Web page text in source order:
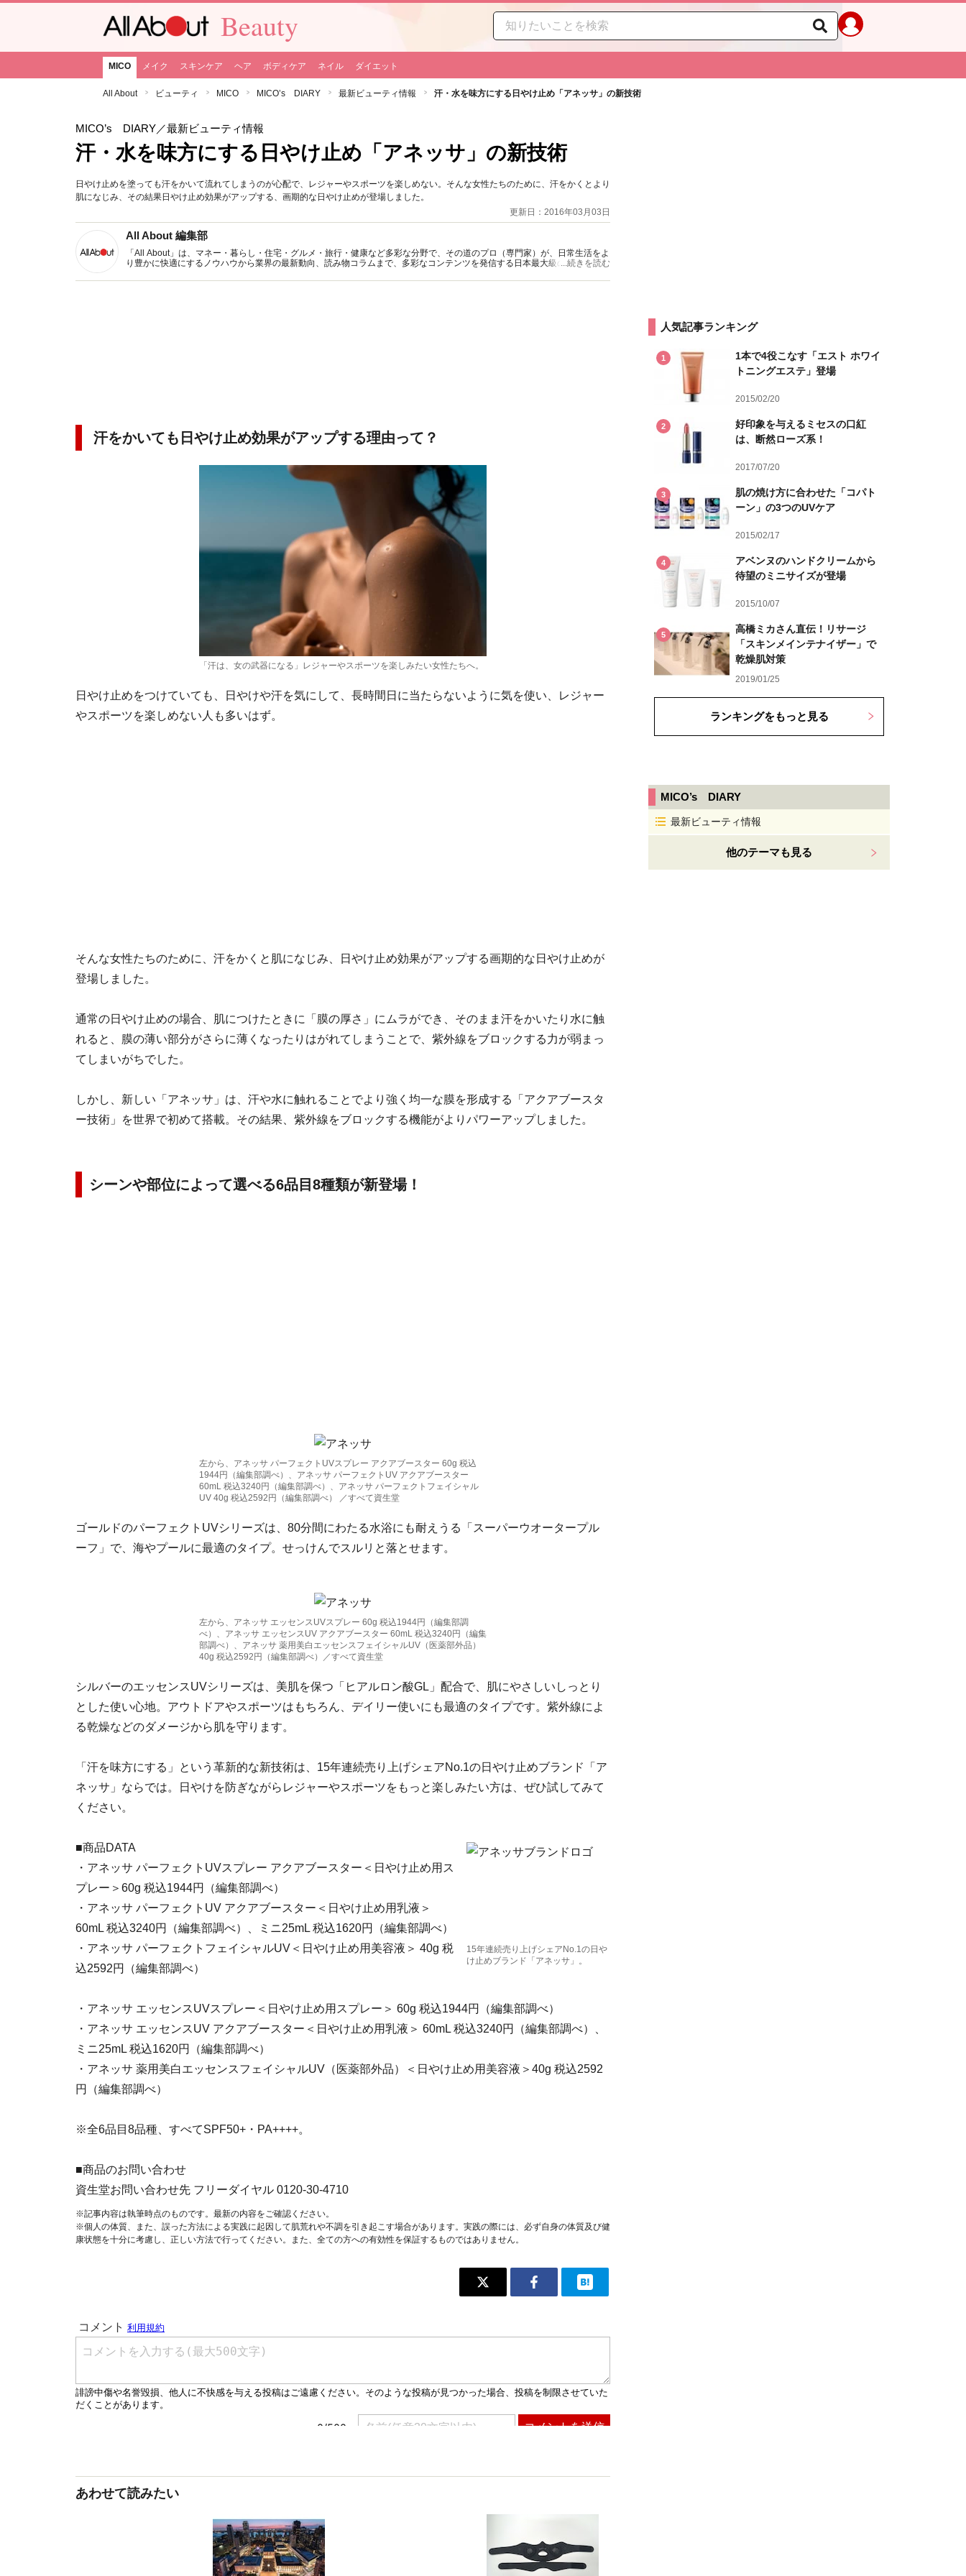
Beauty
MICO メイク スキンケア ヘア ボディケア ネイル ダイエット
All About ビューティ MICO MICO’s DIARY 最新ビューティ情報 汗・水を味方にする日やけ止め「アネッサ」の新技術
MICO’s DIARY／最新ビューティ情報
汗・水を味方にする日やけ止め「アネッサ」の新技術
日やけ止めを塗っても汗をかいて流れてしまうのが心配で、レジャーやスポーツを楽しめない。そんな女性たちのために、汗をかくとより
肌になじみ、その結果日やけ止め効果がアップする、画期的な日やけ止めが登場しました。
更新日：2016年03月03日
All About 編集部
「All About」は、マネー・暮らし・住宅・グルメ・旅行・健康など多彩な分野で、その道のプロ（専門家）が、日常生活をよ
り豊かに快適にするノウハウから業界の最新動向、読み物コラムまで、多彩なコンテンツを発信する日本最大級の総合情報サ
...続きを読む
汗をかいても日やけ止め効果がアップする理由って？
「汗は、女の武器になる」レジャーやスポーツを楽しみたい女性たちへ。
日やけ止めをつけていても、日やけや汗を気にして、長時間日に当たらないように気を使い、レジャー
やスポーツを楽しめない人も多いはず。
そんな女性たちのために、汗をかくと肌になじみ、日やけ止め効果がアップする画期的な日やけ止めが
登場しました。
通常の日やけ止めの場合、肌につけたときに「膜の厚さ」にムラができ、そのまま汗をかいたり水に触
れると、膜の薄い部分がさらに薄くなったりはがれてしまうことで、紫外線をブロックする力が弱まっ
てしまいがちでした。
しかし、新しい「アネッサ」は、汗や水に触れることでより強く均一な膜を形成する「アクアブースタ
ー技術」を世界で初めて搭載。その結果、紫外線をブロックする機能がよりパワーアップしました。
シーンや部位によって選べる6品目8種類が新登場！
左から、アネッサ パーフェクトUVスプレー アクアブースター 60g 税込
1944円（編集部調べ）、アネッサ パーフェクトUV アクアブースター
60mL 税込3240円（編集部調べ）、アネッサ パーフェクトフェイシャル
UV 40g 税込2592円（編集部調べ） ／すべて資生堂
ゴールドのパーフェクトUVシリーズは、80分間にわたる水浴にも耐えうる「スーパーウオータープル
ーフ」で、海やプールに最適のタイプ。せっけんでスルリと落とせます。
左から、アネッサ エッセンスUVスプレー 60g 税込1944円（編集部調
べ）、アネッサ エッセンスUV アクアブースター 60mL 税込3240円（編集
部調べ）、アネッサ 薬用美白エッセンスフェイシャルUV（医薬部外品）
40g 税込2592円（編集部調べ）／すべて資生堂
シルバーのエッセンスUVシリーズは、美肌を保つ「ヒアルロン酸GL」配合で、肌にやさしいしっとり
とした使い心地。アウトドアやスポーツはもちろん、デイリー使いにも最適のタイプです。紫外線によ
る乾燥などのダメージから肌を守ります。
「汗を味方にする」という革新的な新技術は、15年連続売り上げシェアNo.1の日やけ止めブランド「ア
ネッサ」ならでは。日やけを防ぎながらレジャーやスポーツをもっと楽しみたい方は、ぜひ試してみて
ください。
15年連続売り上げシェアNo.1の日や
け止めブランド「アネッサ」。
■商品DATA
・アネッサ パーフェクトUVスプレー アクアブースター＜日やけ止め用ス
プレー＞60g 税込1944円（編集部調べ）
・アネッサ パーフェクトUV アクアブースター＜日やけ止め用乳液＞
60mL 税込3240円（編集部調べ）、ミニ25mL 税込1620円（編集部調べ）
・アネッサ パーフェクトフェイシャルUV＜日やけ止め用美容液＞ 40g 税
込2592円（編集部調べ）
・アネッサ エッセンスUVスプレー＜日やけ止め用スプレー＞ 60g 税込1944円（編集部調べ）
・アネッサ エッセンスUV アクアブースター＜日やけ止め用乳液＞ 60mL 税込3240円（編集部調べ）、
ミニ25mL 税込1620円（編集部調べ）
・アネッサ 薬用美白エッセンスフェイシャルUV（医薬部外品）＜日やけ止め用美容液＞40g 税込2592
円（編集部調べ）
※全6品目8品種、すべてSPF50+・PA++++。
■商品のお問い合わせ
資生堂お問い合わせ先 フリーダイヤル 0120-30-4710
※記事内容は執筆時点のものです。最新の内容をご確認ください。
※個人の体質、また、誤った方法による実践に起因して肌荒れや不調を引き起こす場合があります。実践の際には、必ず自身の体質及び健
康状態を十分に考慮し、正しい方法で行ってください。また、全ての方への有効性を保証するものではありません。
あわせて読みたい
人気記事ランキング
1
1本で4役こなす「エスト ホワイ
トニングエステ」登場
2015/02/20
2
好印象を与えるミセスの口紅
は、断然ローズ系！
2017/07/20
3
肌の焼け方に合わせた「コパト
ーン」の3つのUVケア
2015/02/17
4
アベンヌのハンドクリームから
待望のミニサイズが登場
2015/10/07
5
高橋ミカさん直伝！リサージ
「スキンメインテナイザー」で
乾燥肌対策
2019/01/25
ランキングをもっと見る
MICO’s DIARY
最新ビューティ情報
他のテーマも見る